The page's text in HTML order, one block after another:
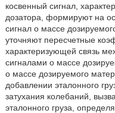
косвенный сигнал,
дозатора, формируют на
сигнал о массе
уточняют пересчетные
характеризующей связь
сигналами о массе
о массе дозируемого
добавлении эталонного
затухания колебаний,
эталонного груза,